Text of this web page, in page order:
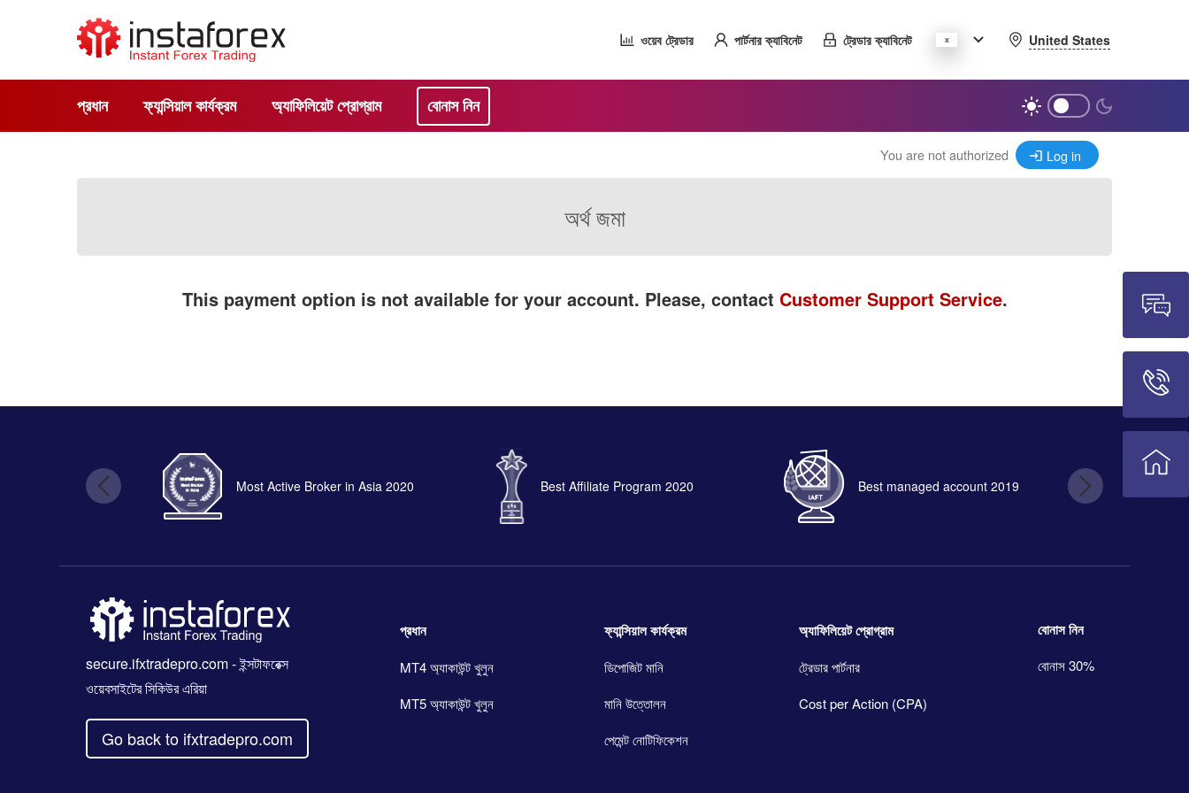
ওয়েব ট্রেডার পার্টনার ক্যাবিনেট ট্রেডার ক্যাবিনেট United States
প্রধান ফ্যান্সিয়াল কার্যক্রম অ্যাফিলিয়েট প্রোগ্রাম বোনাস নিন
You are not authorized Log in
অর্থ জমা
This payment option is not available for your account. Please, contact Customer Support Service.
Most Active Broker in Asia 2020 Best Affiliate Program 2020 Best managed account 2019
secure.ifxtradepro.com- ইন্সটাফরেক্স
ওয়েবসাইটের সিকিউর এরিয়া
Go back to ifxtradepro.com
প্রধান
MT4 অ্যাকাউন্ট খুলুন
MT5 অ্যাকাউন্ট খুলুন
ফ্যান্সিয়াল কার্যক্রম
ডিপোজিট মানি
মানি উত্তোলন
পেমেন্ট নোটিফিকেশন
অ্যাফিলিয়েট প্রোগ্রাম
ট্রেডার পার্টনার
Cost per Action (CPA)
বোনাস নিন
বোনাস 30%